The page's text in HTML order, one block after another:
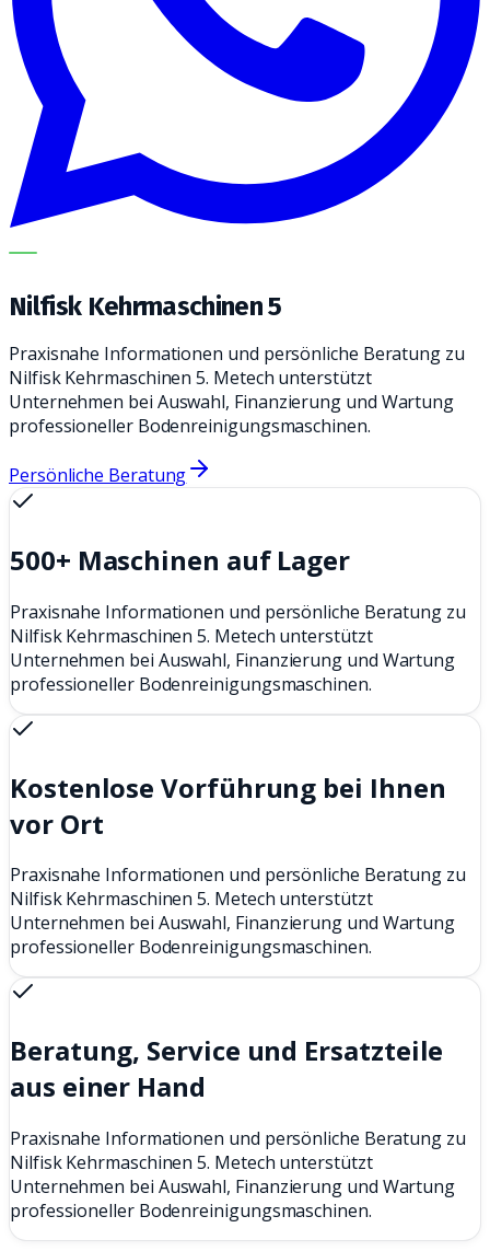
METECH
Nilfisk Kehrmaschinen 5
Praxisnahe Informationen und persönliche Beratung zu
Nilfisk Kehrmaschinen 5. Metech unterstützt
Unternehmen bei Auswahl, Finanzierung und Wartung
professioneller Bodenreinigungsmaschinen.
Persönliche Beratung
500+ Maschinen auf Lager
Praxisnahe Informationen und persönliche Beratung zu
Nilfisk Kehrmaschinen 5. Metech unterstützt
Unternehmen bei Auswahl, Finanzierung und Wartung
professioneller Bodenreinigungsmaschinen.
Kostenlose Vorführung bei Ihnen
vor Ort
Praxisnahe Informationen und persönliche Beratung zu
Nilfisk Kehrmaschinen 5. Metech unterstützt
Unternehmen bei Auswahl, Finanzierung und Wartung
professioneller Bodenreinigungsmaschinen.
Beratung, Service und Ersatzteile
aus einer Hand
Praxisnahe Informationen und persönliche Beratung zu
Nilfisk Kehrmaschinen 5. Metech unterstützt
Unternehmen bei Auswahl, Finanzierung und Wartung
professioneller Bodenreinigungsmaschinen.